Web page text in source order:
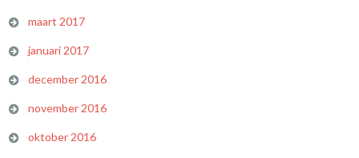
maart 2017
januari 2017
december 2016
november 2016
oktober 2016